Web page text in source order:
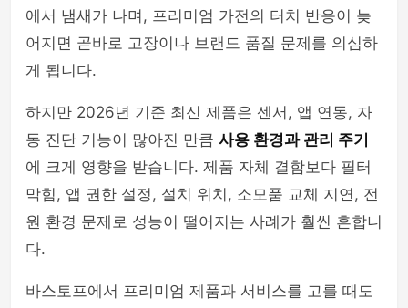
에서 냄새가 나며, 프리미엄 가전의 터치 반응이 늦
어지면 곧바로 고장이나 브랜드 품질 문제를 의심하
게 됩니다.
하지만 2026년 기준 최신 제품은 센서, 앱 연동, 자
동 진단 기능이 많아진 만큼 사용 환경과 관리 주기
에 크게 영향을 받습니다. 제품 자체 결함보다 필터
막힘, 앱 권한 설정, 설치 위치, 소모품 교체 지연, 전
원 환경 문제로 성능이 떨어지는 사례가 훨씬 흔합니
다.
바스토프에서 프리미엄 제품과 서비스를 고를 때도